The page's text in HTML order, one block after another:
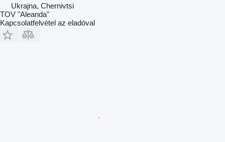
Ukrajna, Chernivtsi
TOV "Aleanda"
Kapcsolatfelvétel az eladóval